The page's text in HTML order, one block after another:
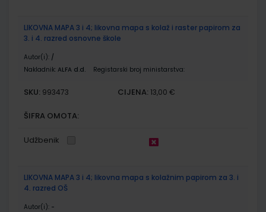
LIKOVNA MAPA 3 i 4; likovna mapa s kolaž i raster papirom za
3. i 4. razred osnovne škole
Autor(i): /
Nakladnik: ALFA d.d. Registarski broj ministarstva:
SKU: 993473 CIJENA: 13,00 €
ŠIFRA OMOTA:
Udžbenik
LIKOVNA MAPA 3 i 4; likovna mapa s kolažnim papirom za 3. i
4. razred OŠ
Autor(i): -